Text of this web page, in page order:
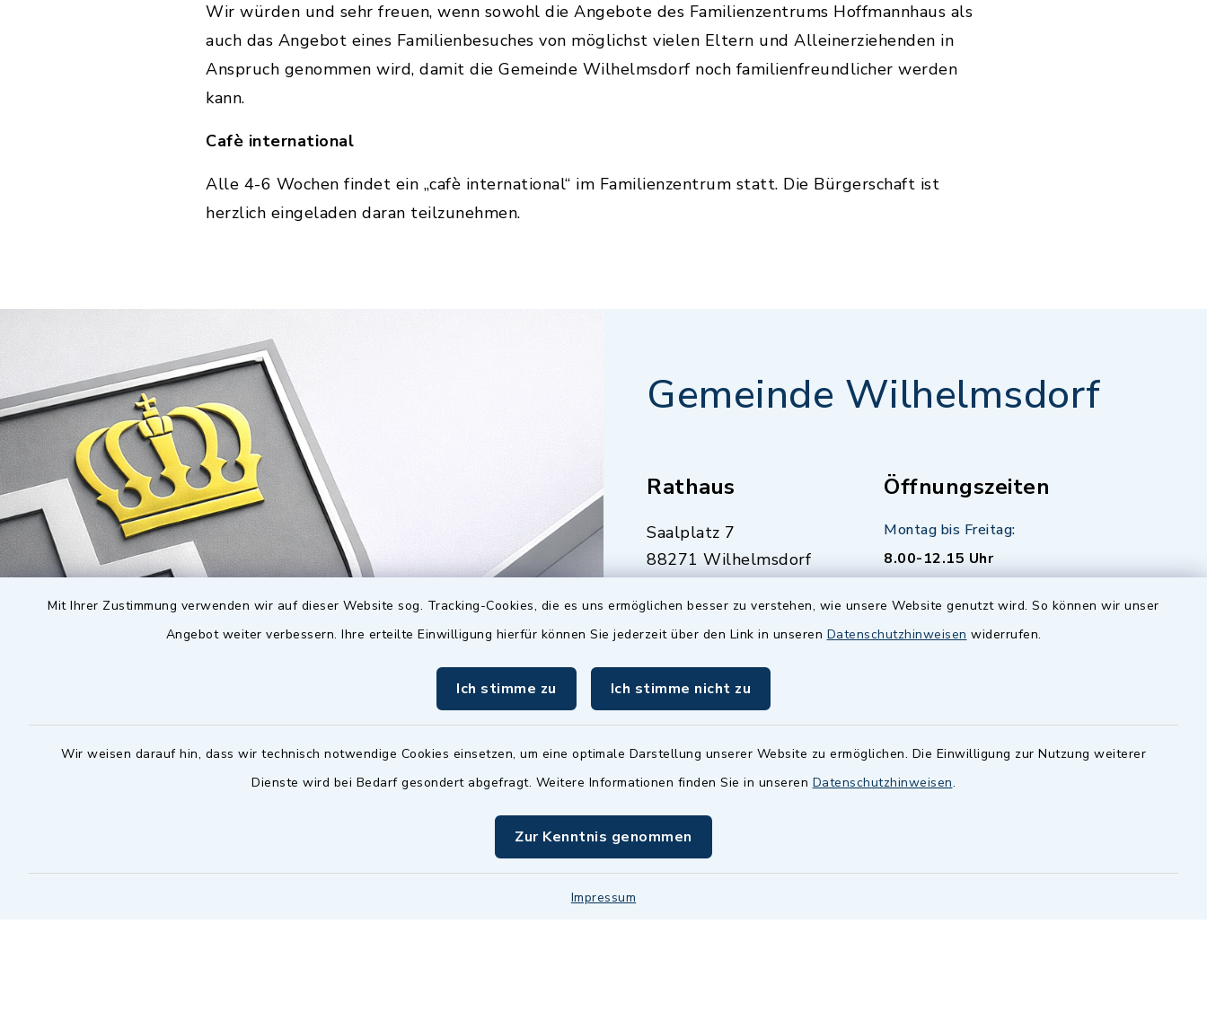
Mit Ihrer Zustimmung verwenden wir auf dieser Website sog. Tracking-Cookies, die es uns ermöglichen besser zu verstehen, wie unsere Website genutzt wird. So können wir unser
Angebot weiter verbessern. Ihre erteilte Einwilligung hierfür können Sie jederzeit über den Link in unseren Datenschutzhinweisen widerrufen.
Ich stimme zu Ich stimme nicht zu
Wir weisen darauf hin, dass wir technisch notwendige Cookies einsetzen, um eine optimale Darstellung unserer Website zu ermöglichen. Die Einwilligung zur Nutzung weiterer
Dienste wird bei Bedarf gesondert abgefragt. Weitere Informationen finden Sie in unseren Datenschutzhinweisen.
Zur Kenntnis genommen
Impressum
Wir würden und sehr freuen, wenn sowohl die Angebote des Familienzentrums Hoffmannhaus als
auch das Angebot eines Familienbesuches von möglichst vielen Eltern und Alleinerziehenden in
Anspruch genommen wird, damit die Gemeinde Wilhelmsdorf noch familienfreundlicher werden
kann.
Cafè international
Alle 4-6 Wochen findet ein „cafè international“ im Familienzentrum statt. Die Bürgerschaft ist
herzlich eingeladen daran teilzunehmen.
Gemeinde Wilhelmsdorf
Rathaus
Saalplatz 7
88271 Wilhelmsdorf
07503 921-0
07503 921-159
wilhelmsdorf.de
Öffnungszeiten
Montag bis Freitag:
8.00-12.15 Uhr
zusätzlich:
Montag 14.00-16.00 Uhr
Quicklinks
Baupilot
Serviceportal Baden-
Württemberg